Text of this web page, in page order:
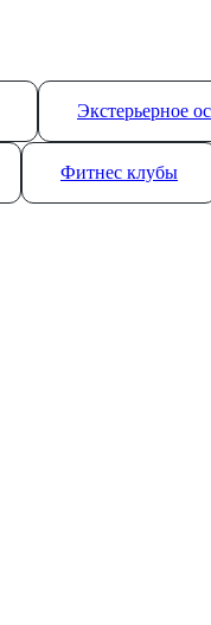
Экстерьерное
Фитнес клубы